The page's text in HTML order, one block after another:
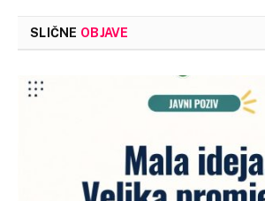
SLIČNE OBJAVE